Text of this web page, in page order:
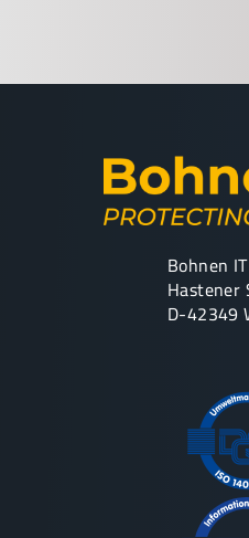
Bohnen
Hastener
D-42349